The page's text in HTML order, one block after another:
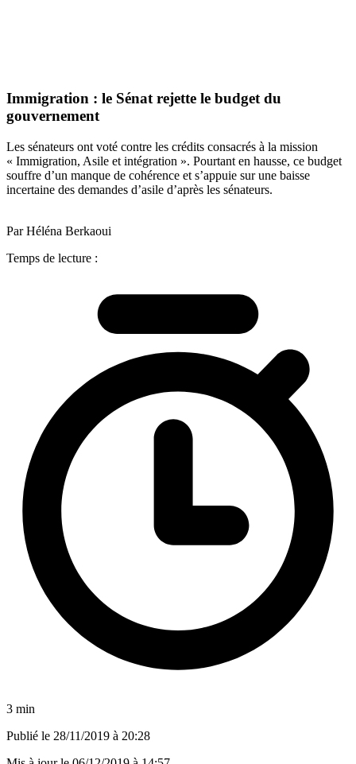
Immigration : le Sénat rejette le budget du
gouvernement
Les sénateurs ont voté contre les crédits consacrés à la mission
« Immigration, Asile et intégration ». Pourtant en hausse, ce budget
souffre d’un manque de cohérence et s’appuie sur une baisse
incertaine des demandes d’asile d’après les sénateurs.
Par Héléna Berkaoui
Temps de lecture :
3 min
Publié le 28/11/2019 à 20:28